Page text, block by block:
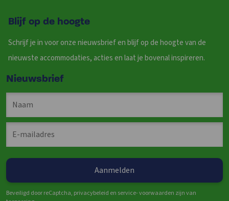
Blijf op de hoogte
Schrijf je in voor onze nieuwsbrief en blijf op de hoogte van de
nieuwste accommodaties, acties en laat je bovenal inspireren.
Nieuwsbrief
Beveiligd door reCaptcha, privacybeleid en service- voorwaarden zijn van